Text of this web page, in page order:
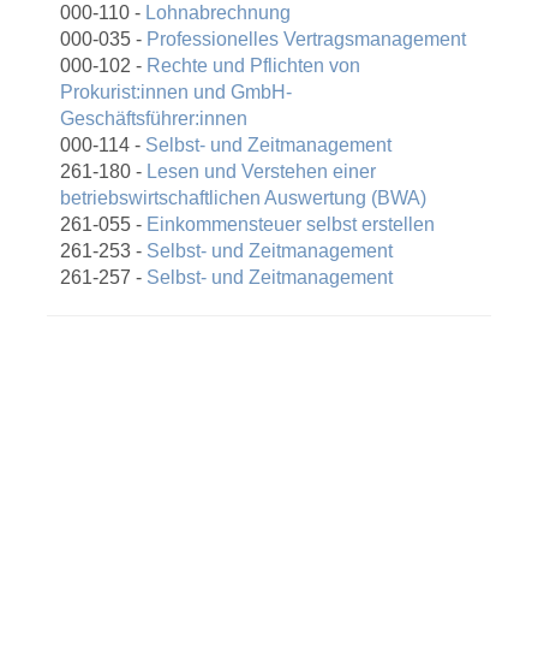
000-110 - Lohnabrechnung
000-035 - Professionelles Vertragsmanagement
000-102 - Rechte und Pflichten von
Prokurist:innen und GmbH-
Geschäftsführer:innen
000-114 - Selbst- und Zeitmanagement
261-180 - Lesen und Verstehen einer
betriebswirtschaftlichen Auswertung (BWA)
261-055 - Einkommensteuer selbst erstellen
261-253 - Selbst- und Zeitmanagement
261-257 - Selbst- und Zeitmanagement